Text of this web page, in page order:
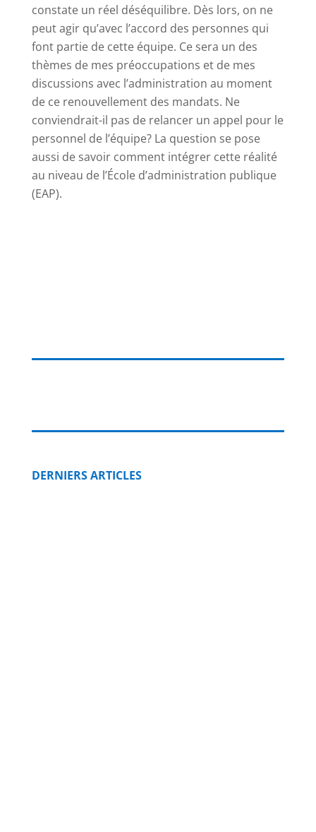
constate un réel déséquilibre. Dès lors, on ne
peut agir qu’avec l’accord des personnes qui
font partie de cette équipe. Ce sera un des
thèmes de mes préoccupations et de mes
discussions avec l’administration au moment
de ce renouvellement des mandats. Ne
conviendrait-il pas de relancer un appel pour le
personnel de l’équipe? La question se pose
aussi de savoir comment intégrer cette réalité
au niveau de l’École d’administration publique
(EAP).
DERNIERS ARTICLES